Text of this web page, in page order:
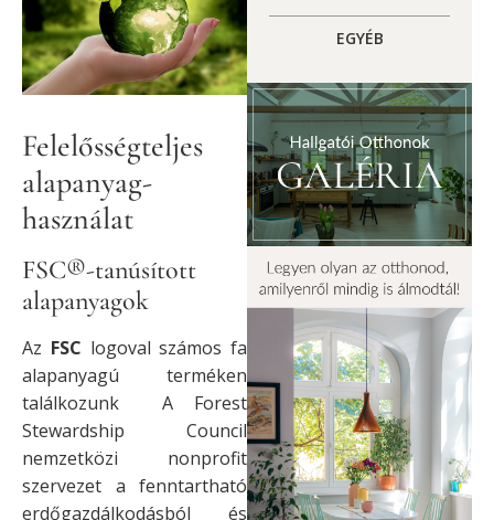
Felelősségteljes
alapanyag-
használat
FSC®-tanúsított
alapanyagok
Az FSC logoval számos fa
alapanyagú terméken
találkozunk A Forest
Stewardship Council
nemzetközi nonprofit
szervezet a fenntartható
erdőgazdálkodásból és
EGYÉB